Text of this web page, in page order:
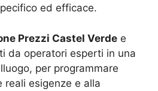
ed efficace.
Prezzi Castel Verde e
da operatori esperti in una
per programmare
reali esigenze e alla